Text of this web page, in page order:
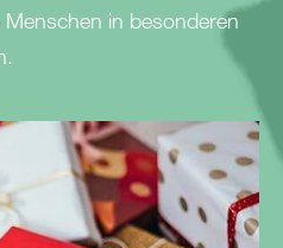
Menschen in besonderen